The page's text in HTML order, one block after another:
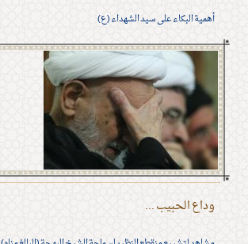
أهمية البكاء على سيد الشهداء (ع)
وداع الحبيب ...